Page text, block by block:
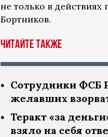
не только в
Бортников.
Читайте также
Сотрудники ФСБ
желавших
Теракт «за
взяло на себя